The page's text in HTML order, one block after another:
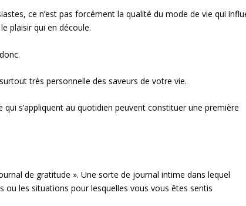
ce n’est pas forcément la qualité du mode de vie qui
plaisir qui en découle.
très personnelle des saveurs de votre vie.
s’appliquent au quotidien peuvent constituer une première
de gratitude ». Une sorte de journal intime dans lequel
les situations pour lesquelles vous vous êtes sentis